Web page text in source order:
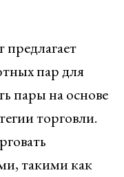
пар для
пары на основе
торговли.
такими как